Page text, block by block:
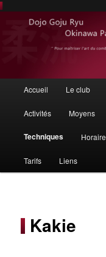
Karaté
d'Okinawa
Aller au contenu
Aller au contenu
Accueil Le club
Activités Moyens
Techniques
Tarifs Liens
Kakie